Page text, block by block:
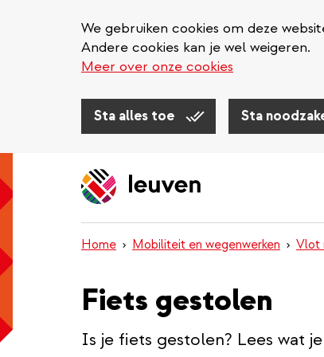
We gebruiken cookies om deze
Andere cookies kan je wel weigeren.
Meer over onze cookies
Sta alles toe Sta
Home Mobiliteit en wegenwerken Vlot
Fiets gestolen
Is je fiets gestolen? Lees wat